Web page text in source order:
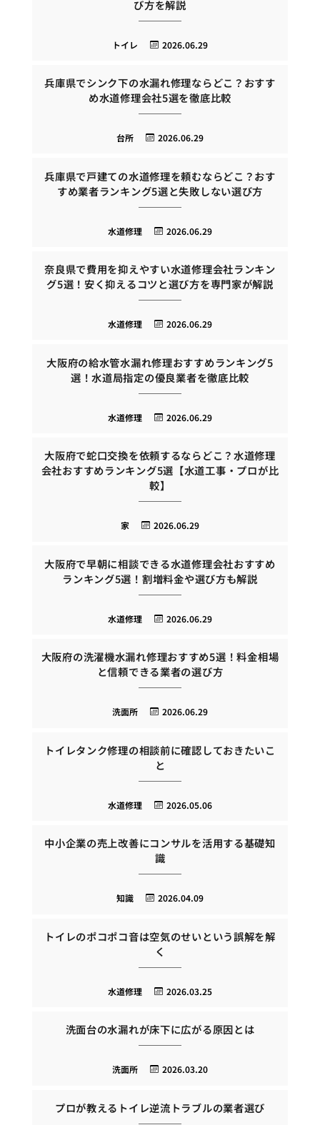
び方を解説
2026.06.29
トイレ
兵庫県でシンク下の水漏れ修理ならどこ？おすす
め水道修理会社5選を徹底比較
2026.06.29
台所
兵庫県で戸建ての水道修理を頼むならどこ？おす
すめ業者ランキング5選と失敗しない選び方
2026.06.29
水道修理
奈良県で費用を抑えやすい水道修理会社ランキン
グ5選！安く抑えるコツと選び方を専門家が解説
2026.06.29
水道修理
大阪府の給水管水漏れ修理おすすめランキング5
選！水道局指定の優良業者を徹底比較
2026.06.29
水道修理
大阪府で蛇口交換を依頼するならどこ？水道修理
会社おすすめランキング5選【水道工事・プロが比
較】
2026.06.29
家
大阪府で早朝に相談できる水道修理会社おすすめ
ランキング5選！割増料金や選び方も解説
2026.06.29
水道修理
大阪府の洗濯機水漏れ修理おすすめ5選！料金相場
と信頼できる業者の選び方
2026.06.29
洗面所
トイレタンク修理の相談前に確認しておきたいこ
と
2026.05.06
水道修理
中小企業の売上改善にコンサルを活用する基礎知
識
2026.04.09
知識
トイレのポコポコ音は空気のせいという誤解を解
く
2026.03.25
水道修理
洗面台の水漏れが床下に広がる原因とは
2026.03.20
洗面所
プロが教えるトイレ逆流トラブルの業者選び